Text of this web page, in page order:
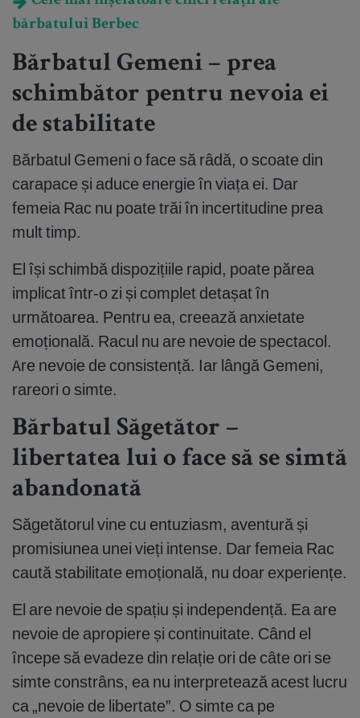
bărbatului Berbec
Bărbatul Gemeni – prea
schimbător pentru nevoia ei
de stabilitate
Bărbatul Gemeni o face să râdă, o scoate din
carapace și aduce energie în viața ei. Dar
femeia Rac nu poate trăi în incertitudine prea
mult timp.
El își schimbă dispozițiile rapid, poate părea
implicat într-o zi și complet detașat în
următoarea. Pentru ea, creează anxietate
emoțională. Racul nu are nevoie de spectacol.
Are nevoie de consistență. Iar lângă Gemeni,
rareori o simte.
Bărbatul Săgetător –
libertatea lui o face să se simtă
abandonată
Săgetătorul vine cu entuziasm, aventură și
promisiunea unei vieți intense. Dar femeia Rac
caută stabilitate emoțională, nu doar experiențe.
El are nevoie de spațiu și independență. Ea are
nevoie de apropiere și continuitate. Când el
începe să evadeze din relație ori de câte ori se
simte constrâns, ea nu interpretează acest lucru
ca „nevoie de libertate”. O simte ca pe